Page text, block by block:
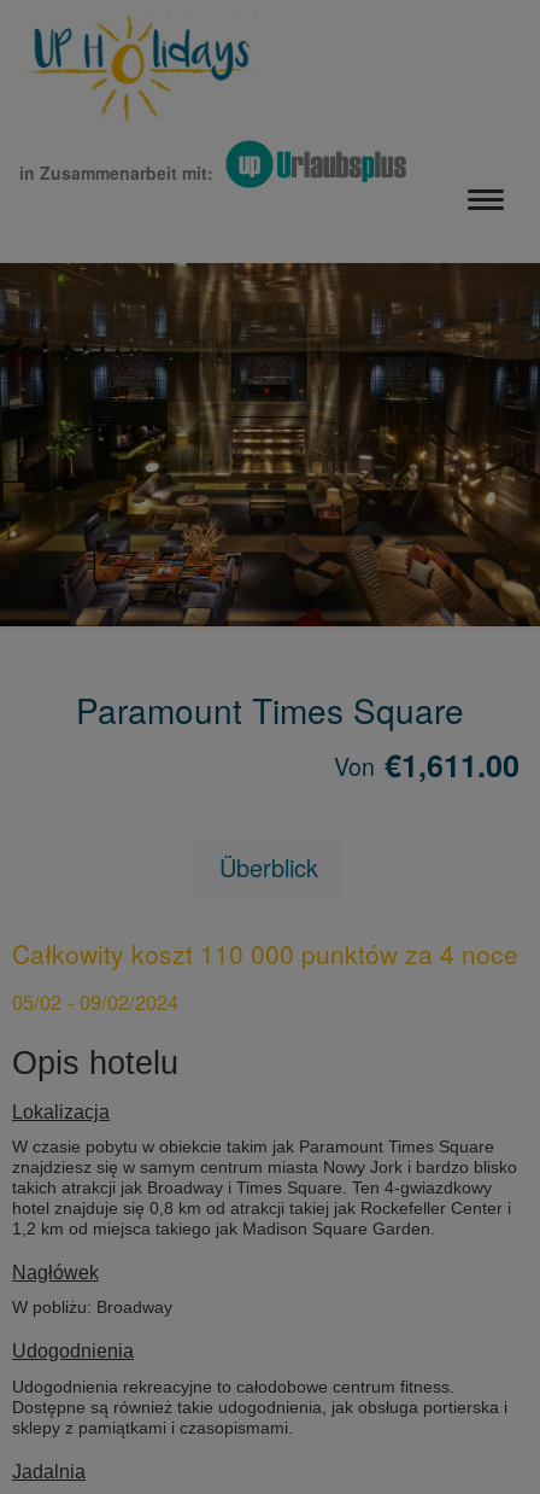
in Zusammenarbeit mit:
Paramount Times Square
Von €1,611.00
Überblick
Całkowity koszt 110 000 punktów za 4 noce
05/02 - 09/02/2024
Opis hotelu
Lokalizacja
W czasie pobytu w obiekcie takim jak Paramount Times Square
znajdziesz się w samym centrum miasta Nowy Jork i bardzo blisko
takich atrakcji jak Broadway i Times Square. Ten 4-gwiazdkowy
hotel znajduje się 0,8 km od atrakcji takiej jak Rockefeller Center i
1,2 km od miejsca takiego jak Madison Square Garden.
Nagłówek
W pobliżu: Broadway
Udogodnienia
Udogodnienia rekreacyjne to całodobowe centrum fitness.
Dostępne są również takie udogodnienia, jak obsługa portierska i
sklepy z pamiątkami i czasopismami.
Jadalnia